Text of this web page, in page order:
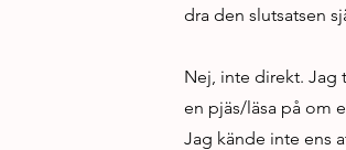
dra den slutsatsen
Nej, inte direkt. Jag
en pjäs/läsa på om
Jag kände inte ens